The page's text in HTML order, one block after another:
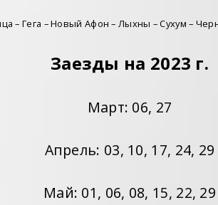
– Гега – Новый Афон – Лыхны – Сухум –
Заезды на 2023 г.
Март: 06, 27
Апрель: 03, 10, 17, 24, 29
Май: 01, 06, 08, 15, 22, 29